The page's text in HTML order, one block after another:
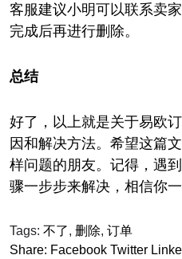
客服建议小明可以联系卖
完成后再进行删除。
总结
好了，以上就是关于易欧
因和解决方法。希望这篇
样问题的朋友。记得，遇
骤一步步来解决，相信你
Tags: 不了, 删除, 订单
Share: Facebook Twitter